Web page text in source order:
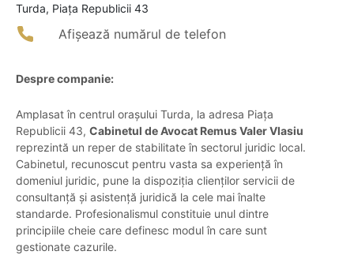
Turda, Piața Republicii 43
Afișează numărul de telefon
Despre companie:
Amplasat în centrul orașului Turda, la adresa Piața
Republicii 43, Cabinetul de Avocat Remus Valer Vlasiu
reprezintă un reper de stabilitate în sectorul juridic local.
Cabinetul, recunoscut pentru vasta sa experiență în
domeniul juridic, pune la dispoziția clienților servicii de
consultanță și asistență juridică la cele mai înalte
standarde. Profesionalismul constituie unul dintre
principiile cheie care definesc modul în care sunt
gestionate cazurile.